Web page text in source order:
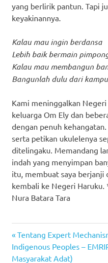
yang berlirik pantun. Tapi
keyakinannya.
Kalau mau ingin berdansa
Lebih baik bermain
Kalau mau membangun
Bangunlah dulu dari
Kami meninggalkan
keluarga Om Ely dan
dengan penuh
serta petikan ukulelenya
ditelingaku. Memandang
indah yang menyimpan
itu, membuat saya berjanji
kembali ke Negeri
Nura Batara Tara
Navigasi
pos
Previous
Post:
Tentang Expert
Indigenous Peoples –
Masyarakat Adat)